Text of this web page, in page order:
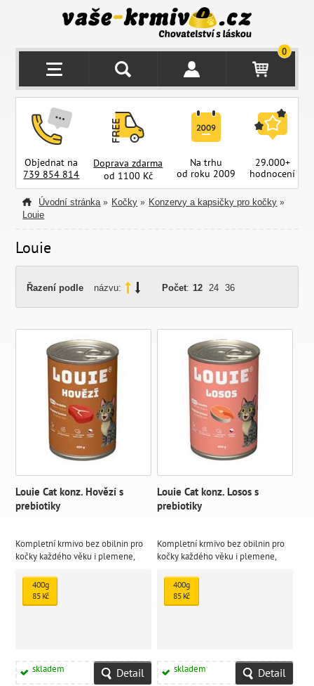
0
Objednat na
739 854 814
Doprava zdarma
od 1100 Kč
Na trhu
od roku 2009
29.000+
hodnocení
Úvodní stránka » Kočky » Konzervy a kapsičky pro kočky »
Louie
Louie
Řazení podle názvu: Počet: 12 24 36
Louie Cat konz. Hovězí s
prebiotiky
Kompletní krmivo bez obilnin pro
kočky každého věku i plemene,
miláčkovi možnost stravy z
kvalitního masa (100 % v pevné
složce) s prebiotiky pro podporu
400g
85 Kč
skladem Detail
Louie Cat konz. Losos s
prebiotiky
Kompletní krmivo bez obilnin pro
kočky každého věku i plemene,
miláčkovi možnost stravy z
kvalitního masa (100 % v pevné
složce) s prebiotiky pro podporu
400g
85 Kč
skladem Detail